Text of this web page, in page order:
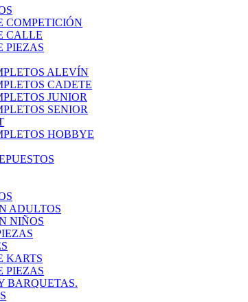
COMPETICIÓN
CALLE
PIEZAS
ALEVÍN
CADETE
JUNIOR
SENIOR
HOBBYE
ADULTOS
NIÑOS
KARTS
PIEZAS
BARQUETAS.